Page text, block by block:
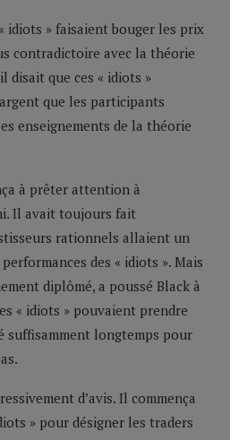
idiots » faisaient bouger les prix
contradictoire avec la théorie
disait que ces « idiots »
que les participants
enseignements de la théorie
à prêter attention à
Il avait toujours fait
rationnels allaient un
des « idiots ». Mais
diplômé, a poussé Black à
« idiots » pouvaient prendre
suffisamment longtemps pour
d’avis. Il commença
» pour désigner les traders